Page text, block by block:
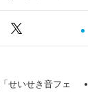
せいせき音フェ